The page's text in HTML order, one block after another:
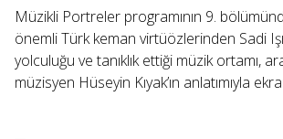
Müzikli Portreler programının 9.
önemli Türk keman virtüözlerinden Sadi
yolculuğu ve tanıklık ettiği müzik ortamı,
müzisyen Hüseyin Kıyak’ın anlatımıyla